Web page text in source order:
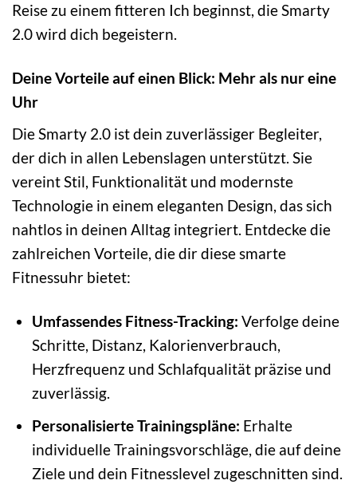
Reise zu einem fitteren Ich beginnst, die Smarty
2.0 wird dich begeistern.
Deine Vorteile auf einen Blick: Mehr als nur eine
Uhr
Die Smarty 2.0 ist dein zuverlässiger Begleiter,
der dich in allen Lebenslagen unterstützt. Sie
vereint Stil, Funktionalität und modernste
Technologie in einem eleganten Design, das sich
nahtlos in deinen Alltag integriert. Entdecke die
zahlreichen Vorteile, die dir diese smarte
Fitnessuhr bietet:
Umfassendes Fitness-Tracking: Verfolge deine
Schritte, Distanz, Kalorienverbrauch,
Herzfrequenz und Schlafqualität präzise und
zuverlässig.
Personalisierte Trainingspläne: Erhalte
individuelle Trainingsvorschläge, die auf deine
Ziele und dein Fitnesslevel zugeschnitten sind.